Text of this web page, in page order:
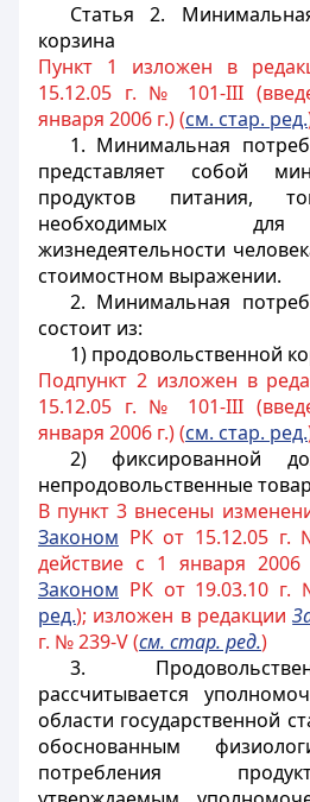
Статья 2.
корзина
Пункт 1 изложен в
15.12.05 г. № 101-III
января 2006 г.) (см. стар. ред.
1. Минимальная
представляет собой
продуктов питания,
необходимых для
жизнедеятельности
стоимостном выражении.
2. Минимальная
состоит из:
1) продовольственной
Подпункт 2 изложен в
15.12.05 г. № 101-III
января 2006 г.) (см. стар. ред.
2) фиксированной
непродовольственные
В пункт 3 внесены
Законом РК от 15.12.05
действие с 1 января 2006
Законом РК от 19.03.10
ред.); изложен в редакции
г. № 239-V (см. стар. ред.)
3.
рассчитывается
области государственной
обоснованным
потребления